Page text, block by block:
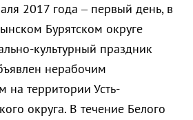
2017 года – первый день, в
Бурятском округе
культурный праздник
нерабочим
территории Усть-
округа. В течение Белого